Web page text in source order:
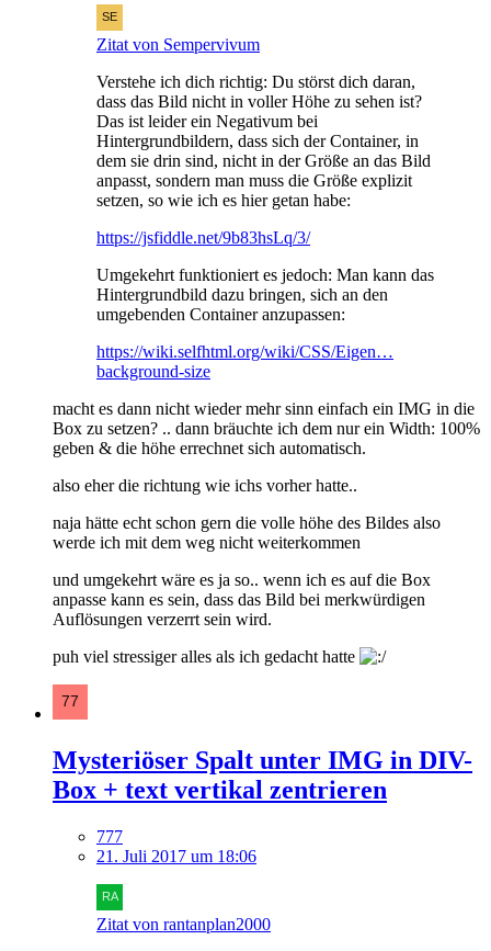
Zitat von Sempervivum
Verstehe ich dich richtig: Du störst dich daran,
dass das Bild nicht in voller Höhe zu sehen ist?
Das ist leider ein Negativum bei
Hintergrundbildern, dass sich der Container, in
dem sie drin sind, nicht in der Größe an das Bild
anpasst, sondern man muss die Größe explizit
setzen, so wie ich es hier getan habe:
https://jsfiddle.net/9b83hsLq/3/
Umgekehrt funktioniert es jedoch: Man kann das
Hintergrundbild dazu bringen, sich an den
umgebenden Container anzupassen:
https://wiki.selfhtml.org/wiki/CSS/Eigen…
background-size
macht es dann nicht wieder mehr sinn einfach ein IMG in die
Box zu setzen? .. dann bräuchte ich dem nur ein Width: 100%
geben & die höhe errechnet sich automatisch.
also eher die richtung wie ichs vorher hatte..
naja hätte echt schon gern die volle höhe des Bildes also
werde ich mit dem weg nicht weiterkommen
und umgekehrt wäre es ja so.. wenn ich es auf die Box
anpasse kann es sein, dass das Bild bei merkwürdigen
Auflösungen verzerrt sein wird.
puh viel stressiger alles als ich gedacht hatte
Mysteriöser Spalt unter IMG in DIV-
Box + text vertikal zentrieren
777
21. Juli 2017 um 18:06
Zitat von rantanplan2000